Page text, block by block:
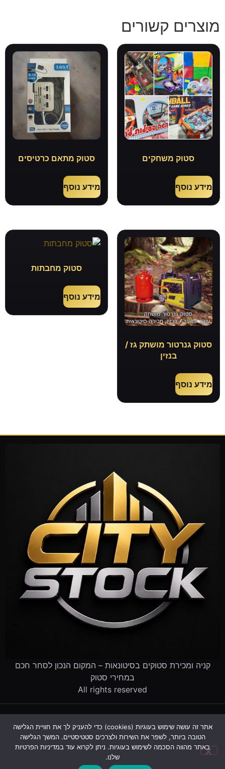
מוצרים קשורים
סטוק משחקים
מידע נוסף
סטוק מתאם כרטיסים
מידע נוסף
סטוק גנרטור מושתק גז /
בנזין
מידע נוסף
סטוק מחבתות
מידע נוסף
קניה ומכירת סטוקים בסיטונאות – המקום הנכון לסחר חכם
במחירי סטוק
All rights reserved
פינוי עסק שנסגרמדריך סטוקים שאלות ותשובות אודות
צור קשר
אתר זה עושה שימוש בעוגיות (cookies) כדי להעניק לך את חוויית הגלישה
הטובה ביותר, לשפר את השירות ולצרכים סטטיסטיים. המשך הגלישה
באתר מהווה הסכמה לשימוש בעוגיות. ניתן לקרוא עוד במדיניות הפרטיות
שלנו.